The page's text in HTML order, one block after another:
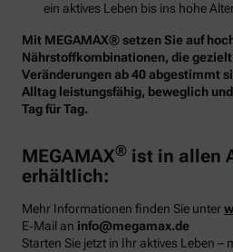
ein aktives Leben bis ins hohe
Mit MEGAMAX® setzen Sie auf
Nährstoffkombinationen, die
Veränderungen ab 40 abgestimmt
Alltag leistungsfähig, beweglich
Tag für Tag.
MEGAMAX® ist in allen
erhältlich:
Mehr Informationen finden Sie unter
E‑Mail an info@megamax.de
Starten Sie jetzt in Ihr aktives Leben –